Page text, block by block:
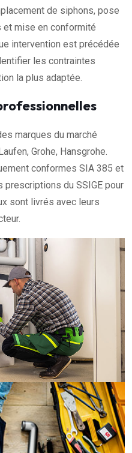
de siphons, pose
et mise en conformité
intervention est précédée
les contraintes
la plus adaptée.
marques du marché
Grohe, Hansgrohe.
conformes SIA 385 et
du SSIGE pour
sont livrés avec leurs